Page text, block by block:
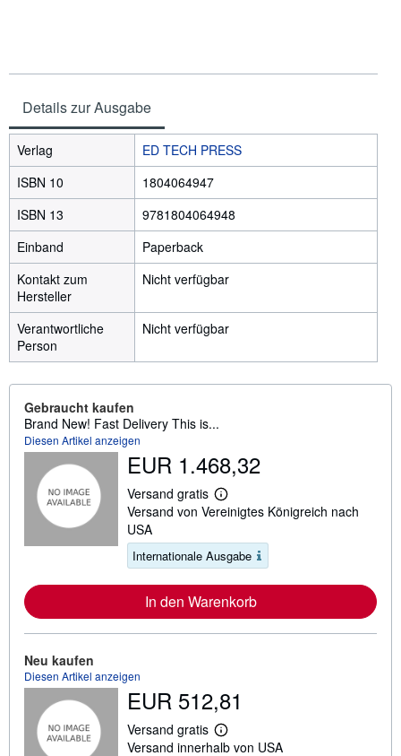
Details zur Ausgabe
Verlag
ED TECH PRESS
ISBN 10
1804064947
ISBN 13
9781804064948
Einband
Paperback
Kontakt zum
Hersteller
Nicht verfügbar
Verantwortliche
Person
Nicht verfügbar
Gebraucht kaufen
Brand New! Fast Delivery This is...
Diesen Artikel anzeigen
EUR 1.468,32
Versand gratis
W
e
t
e
r
n
f
o
i
n
e
Versand von Vereinigtes Königreich nach
USA
Internationale Ausgabe
In den Warenkorb
Neu kaufen
Diesen Artikel anzeigen
EUR 512,81
Versand gratis
W
e
Versand innerhalb von USA